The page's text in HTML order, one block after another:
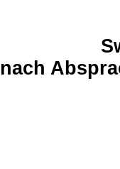
nach